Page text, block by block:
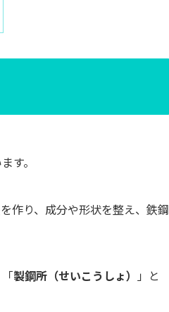
す。
作り、成分や形状を整え、鉄鋼
製鋼所（せいこうしょ）
」と